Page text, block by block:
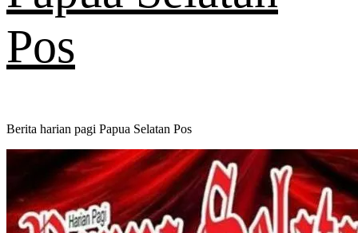
Pos
Berita harian pagi Papua Selatan Pos
Primary